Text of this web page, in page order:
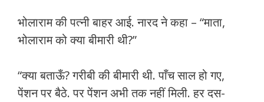
भोलाराम की पत्नी बाहर आई. नारद ने कहा – “माता,
भोलाराम को क्या बीमारी थी?”
“क्या बताऊँ? गरीबी की बीमारी थी. पाँच साल हो गए,
पेंशन पर बैठे. पर पेंशन अभी तक नहीं मिली. हर दस-